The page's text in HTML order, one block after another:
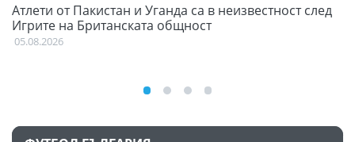
Атлети от Пакистан и Уганда са в неизвестност след
Игрите на Британската общност
05.08.2026